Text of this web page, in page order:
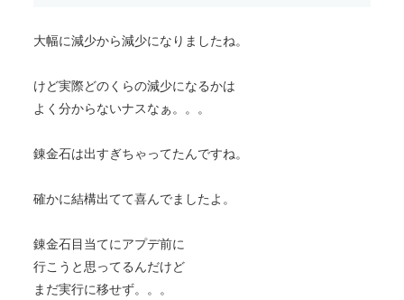
大幅に減少から減少になりましたね。
けど実際どのくらの減少になるかは
よく分からないナスなぁ。。。
錬金石は出すぎちゃってたんですね。
確かに結構出てて喜んでましたよ。
錬金石目当てにアプデ前に
行こうと思ってるんだけど
まだ実行に移せず。。。